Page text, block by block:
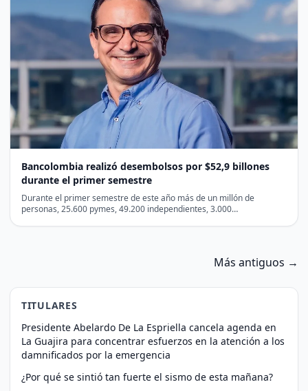
Bancolombia realizó desembolsos por $52,9 billones
durante el primer semestre
Durante el primer semestre de este año más de un millón de
personas, 25.600 pymes, 49.200 independientes, 3.000…
Más antiguos →
TITULARES
Presidente Abelardo De La Espriella cancela agenda en
La Guajira para concentrar esfuerzos en la atención a los
damnificados por la emergencia
¿Por qué se sintió tan fuerte el sismo de esta mañana?